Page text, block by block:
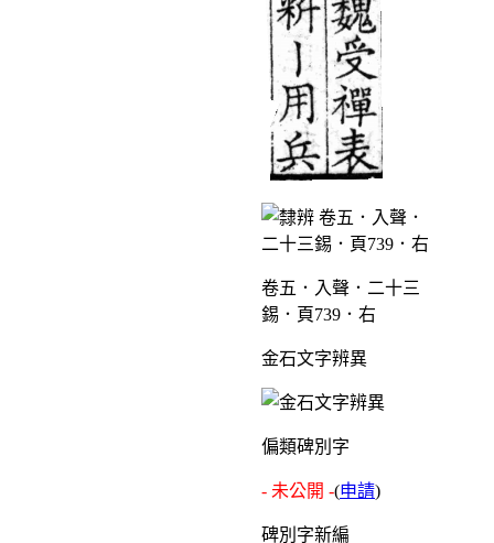
卷五．入聲．二十三
錫．頁739．右
金石文字辨異
偏類碑別字
- 未公開 -(申請)
碑別字新編